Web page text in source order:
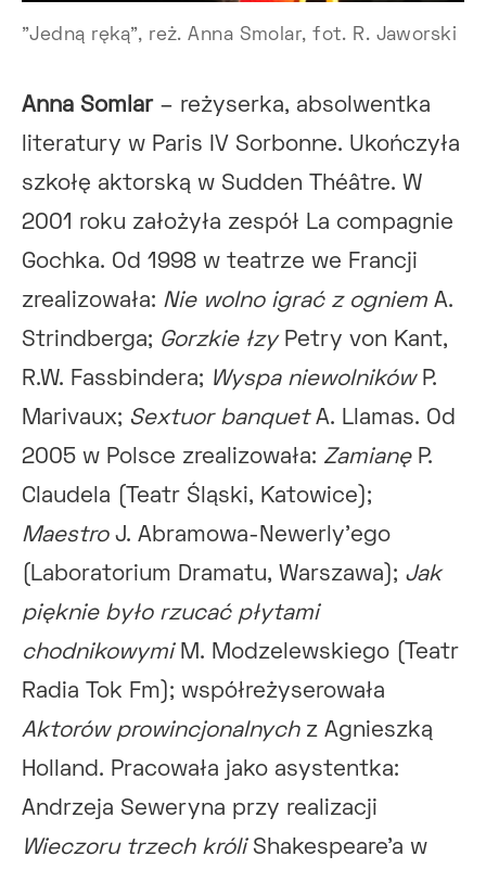
"Jedną ręką", reż. Anna Smolar, fot. R. Jaworski
Anna Somlar– reżyserka, absolwentka
literatury w Paris IV Sorbonne. Ukończyła
szkołę aktorską w Sudden Théâtre. W
2001 roku założyła zespół La compagnie
Gochka. Od 1998 w teatrze we Francji
zrealizowała: Nie wolno igrać z ogniem A.
Strindberga; Gorzkie łzy Petry von Kant,
R.W. Fassbindera; Wyspa niewolnikówP.
Marivaux; Sextuor banquetA. Llamas. Od
2005 w Polsce zrealizowała: ZamianęP.
Claudela (Teatr Śląski, Katowice);
MaestroJ. Abramowa-Newerly’ego
(Laboratorium Dramatu, Warszawa); Jak
pięknie było rzucać płytami
chodnikowymiM. Modzelewskiego (Teatr
Radia Tok Fm); współreżyserowała
Aktorów prowincjonalnychz Agnieszką
Holland. Pracowała jako asystentka:
Andrzeja Seweryna przy realizacji
Wieczoru trzech króliShakespeare’a w